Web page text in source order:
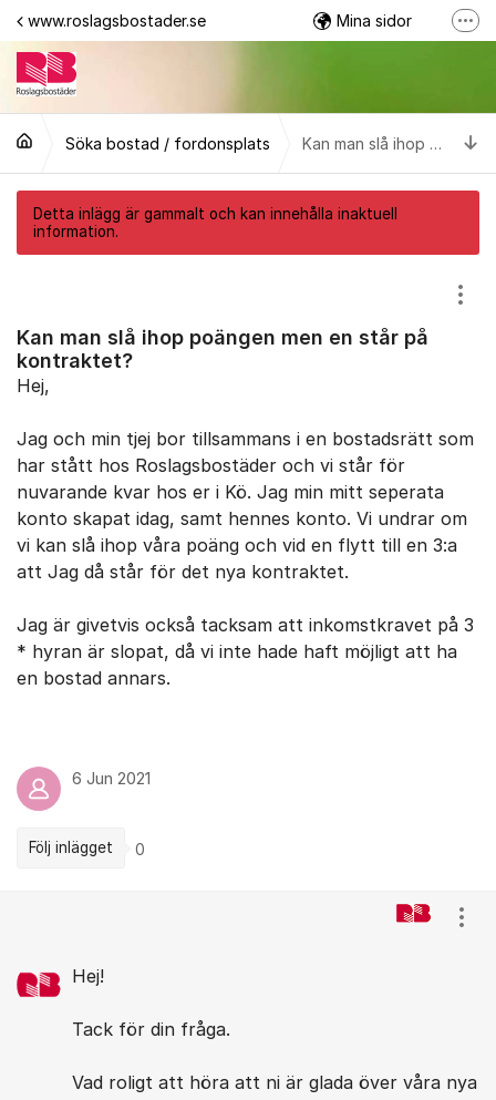
Hoppa till innehåll
www.roslagsbostader.se Mina sidor
Söka bostad / fordonsplats Kan man slå ihop poängen men en står på kontraktet?
Detta inlägg är gammalt och kan innehålla inaktuell
information.
Kan man slå ihop poängen men en står på
kontraktet?
Hej,
Jag och min tjej bor tillsammans i en bostadsrätt som
har stått hos Roslagsbostäder och vi står för
nuvarande kvar hos er i Kö. Jag min mitt seperata
konto skapat idag, samt hennes konto. Vi undrar om
vi kan slå ihop våra poäng och vid en flytt till en 3:a
att Jag då står för det nya kontraktet.
Jag är givetvis också tacksam att inkomstkravet på 3
* hyran är slopat, då vi inte hade haft möjligt att ha
en bostad annars.
6 Jun 2021
Följ inlägget 0
Hej!
Tack för din fråga.
Vad roligt att höra att ni är glada över våra nya